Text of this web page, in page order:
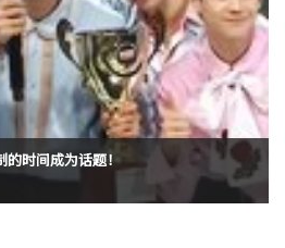
的时间成为话题！